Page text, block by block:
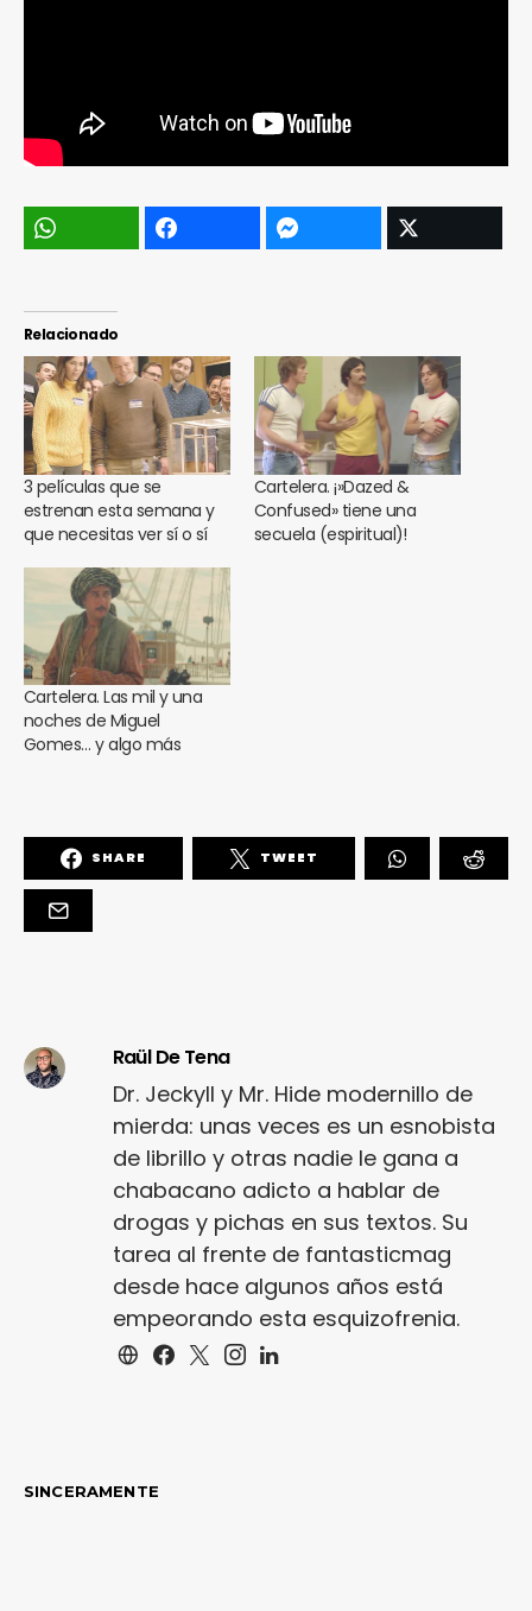
Relacionado
3 películas que se
estrenan esta semana y
que necesitas ver sí o sí
Cartelera. ¡»Dazed &
Confused» tiene una
secuela (espiritual)!
Cartelera. Las mil y una
noches de Miguel
Gomes… y algo más
SHARE TWEET
Raül De Tena
Dr. Jeckyll y Mr. Hide modernillo de
mierda: unas veces es un esnobista
de librillo y otras nadie le gana a
chabacano adicto a hablar de
drogas y pichas en sus textos. Su
tarea al frente de fantasticmag
desde hace algunos años está
empeorando esta esquizofrenia.
SINCERAMENTE